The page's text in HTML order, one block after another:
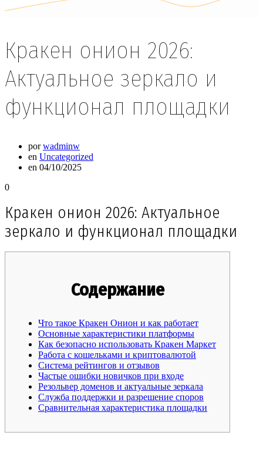
Кракен онион 2026:
Актуальное зеркало и
функционал площадки
porwadminw
en Uncategorized
en 04/10/2025
0
Кракен онион 2026: Актуальное
зеркало и функционал площадки
Содержание
Что такое Кракен Онион и как работает
Основные характеристики платформы
Как безопасно использовать Кракен Маркет
Работа с кошельками и криптовалютой
Система рейтингов и отзывов
Частые ошибки новичков при входе
Резольвер доменов и актуальные зеркала
Служба поддержки и разрешение споров
Сравнительная характеристика площадки